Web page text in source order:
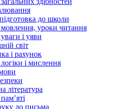
до школи
уроки читання
і уяви
світ
і рахунок
і мислення
література
до письма